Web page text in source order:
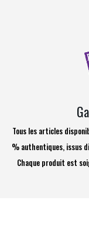
Tous les articles
% authentiques, issus
Chaque produit est